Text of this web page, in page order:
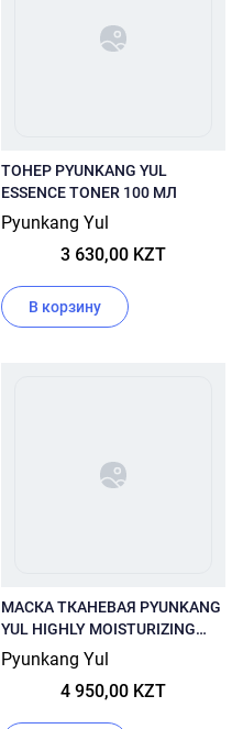
ТОНЕР PYUNKANG YUL
ESSENCE TONER 100 МЛ
Pyunkang Yul
3 630,00 KZT
В корзину
МАСКА ТКАНЕВАЯ PYUNKANG
YUL HIGHLY MOISTURIZING
ESSENCE MASK PACK
Pyunkang Yul
4 950,00 KZT